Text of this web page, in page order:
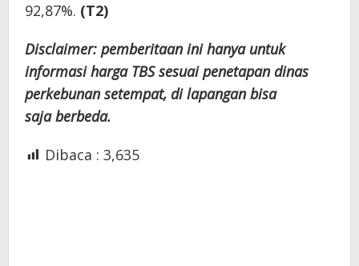
92,87%. (T2)
Disclaimer: pemberitaan ini hanya untuk
informasi harga TBS sesuai penetapan dinas
perkebunan setempat, di lapangan bisa
saja berbeda.
Dibaca : 3,635